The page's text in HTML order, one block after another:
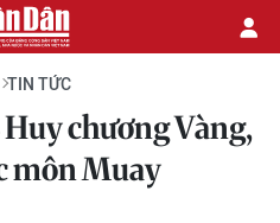
TIN TỨC
chương Vàng,
môn Muay